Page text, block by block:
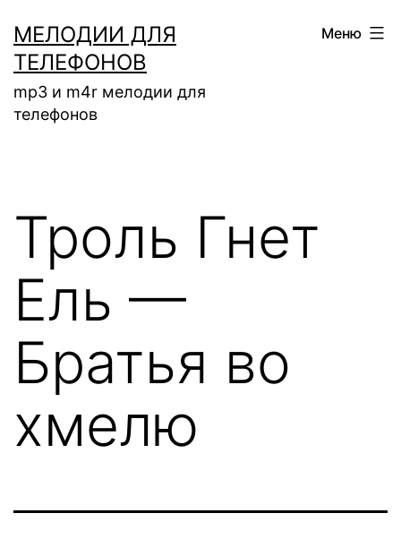
содержимому
МЕЛОДИИ ДЛЯ
ТЕЛЕФОНОВ
mp3 и m4r мелодии для
телефонов
Меню
Троль Гнет
Ель —
Братья во
хмелю